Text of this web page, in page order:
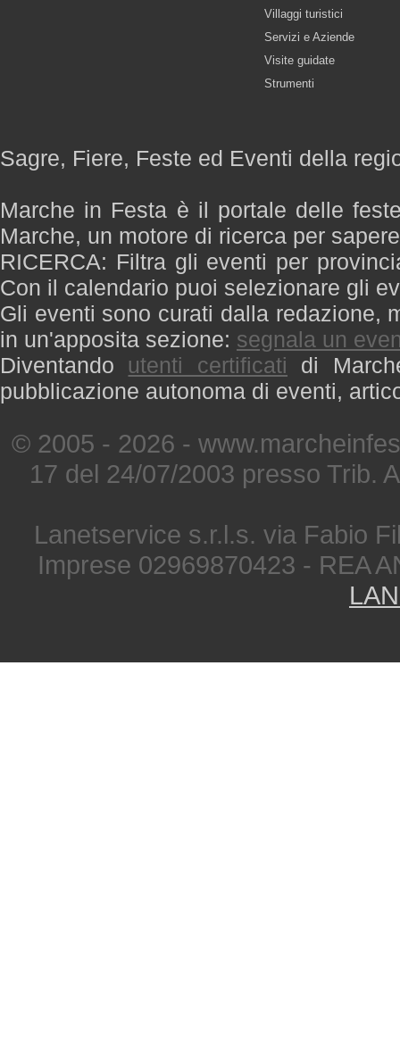
Villaggi turistici
Servizi e Aziende
Visite guidate
Strumenti
Sagre, Fiere, Feste ed Eventi della
Marche in Festa è il portale delle
Marche, un motore di ricerca per
RICERCA: Filtra gli eventi per
Con il calendario puoi selezionare gli
Gli eventi sono curati dalla redazione,
in un'apposita sezione: segnala un
Diventando utenti certificati di
pubblicazione autonoma di eventi,
© 2005 - 2026 -
17 del 24/07/2003 presso Trib.
Lanetservice s.r.l.s. via Fabio
Imprese 02969870423 - REA